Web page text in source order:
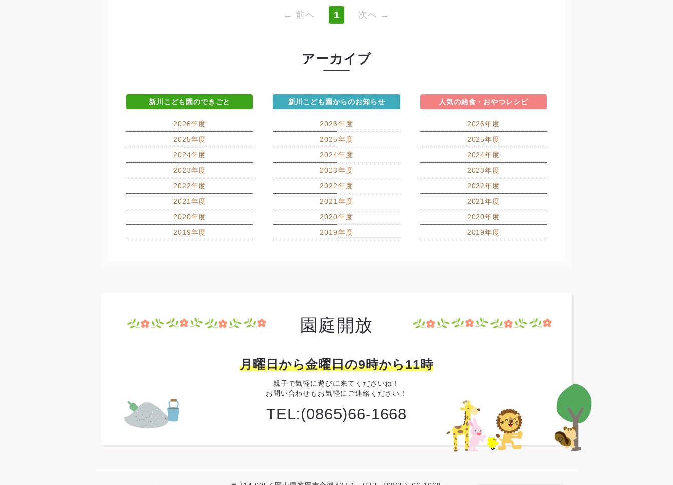
← 前へ 1 次へ →
アーカイブ
新川こども園のできごと
2026年度
2025年度
2024年度
2023年度
2022年度
2021年度
2020年度
2019年度
新川こども園からのお知らせ
2026年度
2025年度
2024年度
2023年度
2022年度
2021年度
2020年度
2019年度
人気の給食・おやつレシピ
2026年度
2025年度
2024年度
2023年度
2022年度
2021年度
2020年度
2019年度
園庭開放
月曜日から金曜日の9時から11時
親子で気軽に遊びに来てくださいね！
お問い合わせもお気軽にご連絡ください！
TEL:(0865)66-1668